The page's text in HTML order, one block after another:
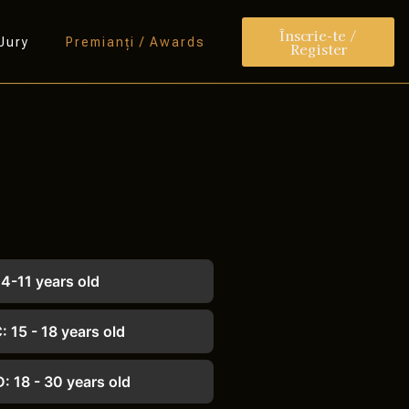
Premianți / Awards Înscrie-te /
Register
11 years old
15 - 18 years old
18 - 30 years old